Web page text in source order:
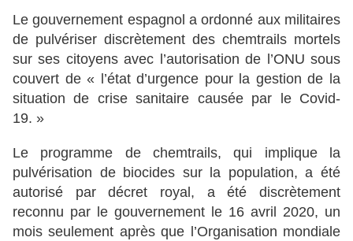
Le gouvernement espagnol a ordonné aux militaires
de pulvériser discrètement des chemtrails mortels
sur ses citoyens avec l’autorisation de l’ONU sous
couvert de « l’état d’urgence pour la gestion de la
situation de crise sanitaire causée par le Covid-
19. »
Le programme de chemtrails, qui implique la
pulvérisation de biocides sur la population, a été
autorisé par décret royal, a été discrètement
reconnu par le gouvernement le 16 avril 2020, un
mois seulement après que l’Organisation mondiale